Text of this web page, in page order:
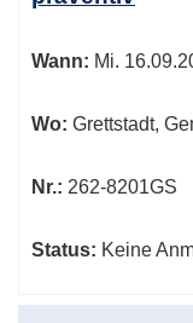
Wann: Mi.
Wo: Grettstadt,
Nr.: 262-8201GS
Status: Keine